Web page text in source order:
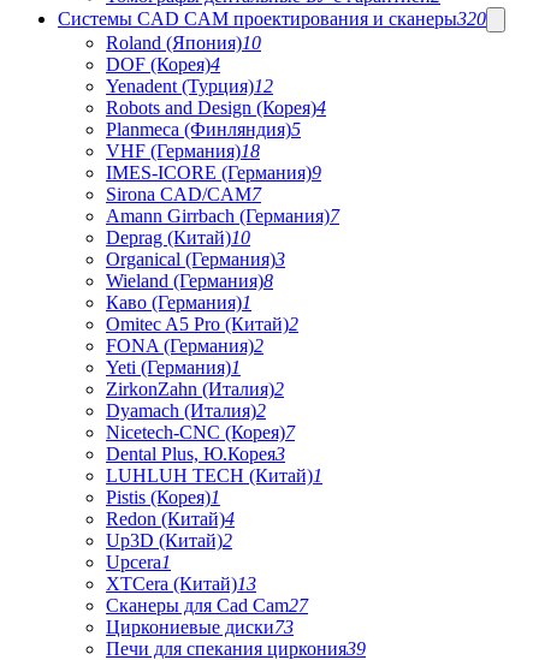
Системы CAD CAM проектирования и сканеры320
Roland (Япония)10
DOF (Корея)4
Yenadent (Турция)12
Robots and Design (Корея)4
Planmeca (Финляндия)5
VHF (Германия)18
IMES-ICORE (Германия)9
Sirona CAD/CAM7
Amann Girrbach (Германия)7
Deprag (Китай)10
Organical (Германия)3
Wieland (Германия)8
Каво (Германия)1
Omitec A5 Pro (Китай)2
FONA (Германия)2
Yeti (Германия)1
ZirkonZahn (Италия)2
Dyamach (Италия)2
Nicetech-CNC (Корея)7
Dental Plus, Ю.Корея3
LUHLUH TECH (Китай)1
Pistis (Корея)1
Redon (Китай)4
Up3D (Китай)2
Upcera1
XTCera (Китай)13
Сканеры для Cad Cam27
Циркониевые диски73
Печи для спекания циркония39